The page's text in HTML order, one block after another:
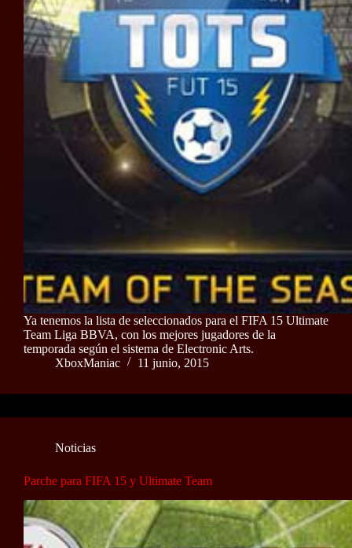
Ya tenemos la lista de seleccionados para el FIFA 15 Ultimate
Team Liga BBVA, con los mejores jugadores de la
temporada según el sistema de Electronic Arts.
XboxManiac
11 junio, 2015
Noticias
Parche para FIFA 15 y Ultimate Team